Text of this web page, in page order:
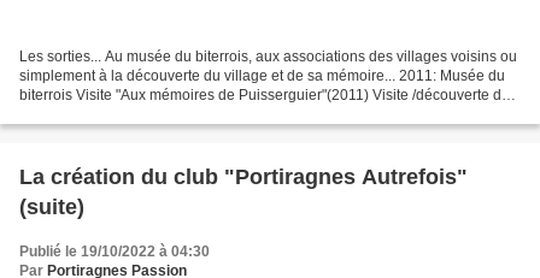
Les sorties... Au musée du biterrois, aux associations des villages voisins ou
simplement à la découverte du village et de sa mémoire... 2011: Musée du
biterrois Visite "Aux mémoires de Puisserguier"(2011) Visite /découverte du
La création du club "Portiragnes Autrefois"
(suite)
Publié le 19/10/2022 à 04:30
Par Portiragnes Passion